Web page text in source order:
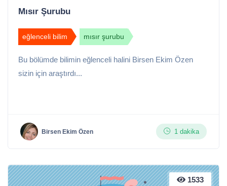
Mısır Şurubu
eğlenceli bilim mısır şurubu
Bu bölümde bilimin eğlenceli halini Birsen Ekim Özen
sizin için araştırdı...
Birsen Ekim Özen 1 dakika
1533